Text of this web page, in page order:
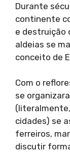
Durante
continente
e destruição
aldeias se
conceito de
Com o
se
cidades) se
ferreiros,
discutir